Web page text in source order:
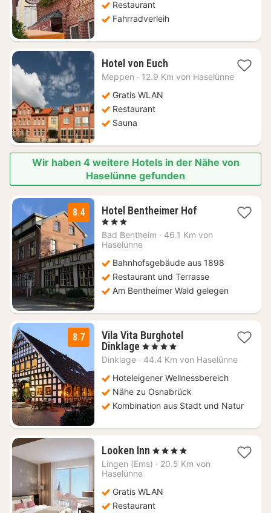
Restaurant
Fahrradverleih
Hotel von Euch1
Nacht
Meppen · 12.9 Km von Haselünne
Gratis WLAN
Restaurant
Sauna
Wir haben 4 weitere Hotels in der Nähe von
Haselünne gefunden
8.4 Hotel Bentheimer Hof1
ab
, 3 Sterne
Bad Bentheim · 46.1 Km von
Haselünne
Bahnhofsgebäude aus 1898
Restaurant und Terrasse
Am Bentheimer Wald gelegen
8.7
Vila Vita Burghotel
Dinklage2
Nächte
215,76
€
, 4 Sterne
Dinklage · 44.4 Km von Haselünne
Hoteleigener Wellnessbereich
Nähe zu Osnabrück
Kombination aus Stadt und Natur
Looken Inn 1
Nacht
ab
€
, 4 Sterne
Lingen (Ems) · 20.5 Km von
Haselünne
Gratis WLAN
Restaurant